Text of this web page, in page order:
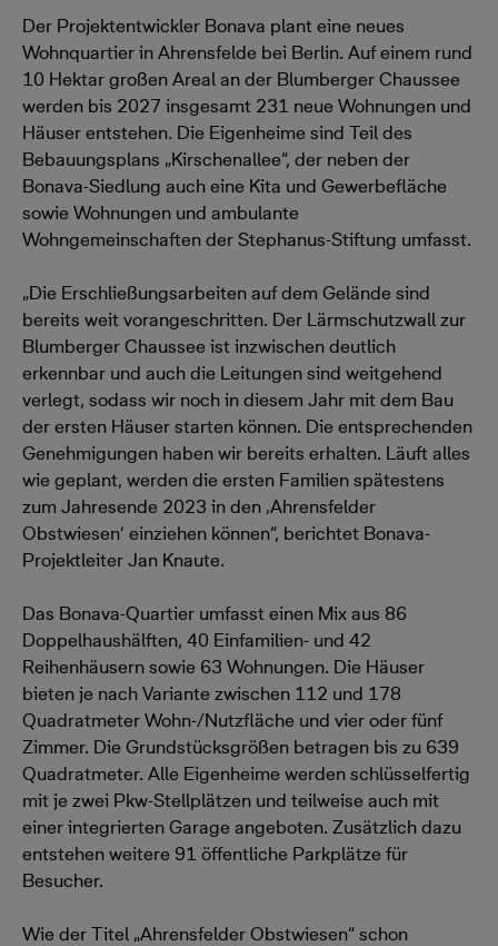
Der Projektentwickler Bonava plant eine neues
Wohnquartier in Ahrensfelde bei Berlin. Auf einem rund
10 Hektar großen Areal an der Blumberger Chaussee
werden bis 2027 insgesamt 231 neue Wohnungen und
Häuser entstehen. Die Eigenheime sind Teil des
Bebauungsplans „Kirschenallee“, der neben der
Bonava-Siedlung auch eine Kita und Gewerbefläche
sowie Wohnungen und ambulante
Wohngemeinschaften der Stephanus-Stiftung umfasst.
„Die Erschließungsarbeiten auf dem Gelände sind
bereits weit vorangeschritten. Der Lärmschutzwall zur
Blumberger Chaussee ist inzwischen deutlich
erkennbar und auch die Leitungen sind weitgehend
verlegt, sodass wir noch in diesem Jahr mit dem Bau
der ersten Häuser starten können. Die entsprechenden
Genehmigungen haben wir bereits erhalten. Läuft alles
wie geplant, werden die ersten Familien spätestens
zum Jahresende 2023 in den ‚Ahrensfelder
Obstwiesen‘ einziehen können“, berichtet Bonava-
Projektleiter Jan Knaute.
Das Bonava-Quartier umfasst einen Mix aus 86
Doppelhaushälften, 40 Einfamilien- und 42
Reihenhäusern sowie 63 Wohnungen. Die Häuser
bieten je nach Variante zwischen 112 und 178
Quadratmeter Wohn-/Nutzfläche und vier oder fünf
Zimmer. Die Grundstücksgrößen betragen bis zu 639
Quadratmeter. Alle Eigenheime werden schlüsselfertig
mit je zwei Pkw-Stellplätzen und teilweise auch mit
einer integrierten Garage angeboten. Zusätzlich dazu
entstehen weitere 91 öffentliche Parkplätze für
Besucher.
Wie der Titel „Ahrensfelder Obstwiesen“ schon